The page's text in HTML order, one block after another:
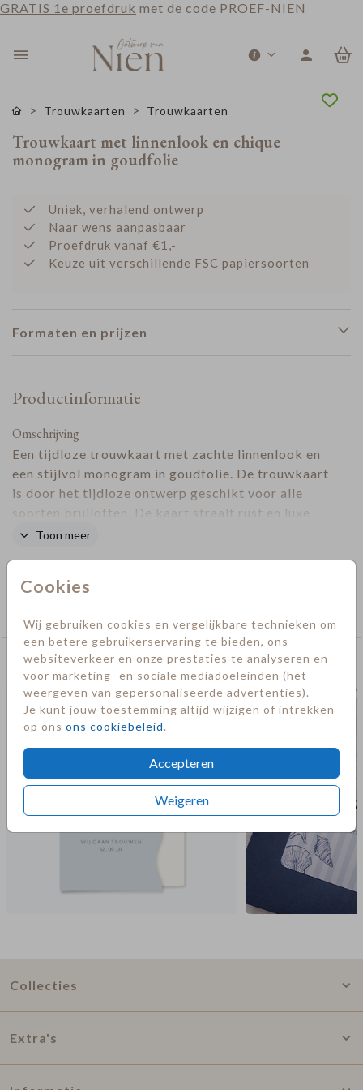
GRATIS 1e proefdruk met de code PROEF-NIEN
Cookies
Wij gebruiken cookies en vergelijkbare technieken om
een betere gebruikerservaring te bieden, ons
websiteverkeer en onze prestaties te analyseren en
voor marketing- en sociale mediadoeleinden (het
weergeven van gepersonaliseerde advertenties).
Je kunt jouw toestemming altijd wijzigen of intrekken
op ons ons cookiebeleid.
Accepteren
Weigeren
Trouwkaarten Trouwkaarten
Trouwkaart met linnenlook en chique
monogram in goudfolie
Uniek, verhalend ontwerp
Naar wens aanpasbaar
Proefdruk vanaf €1,-
Keuze uit verschillende FSC papiersoorten
Formaten en prijzen
Productinformatie
Omschrijving
Een tijdloze trouwkaart met zachte linnenlook en
een stijlvol monogram in goudfolie. De trouwkaart
is door het tijdloze ontwerp geschikt voor alle
soorten bruiloften. De kaart straalt rust en luxe
uit, waardoor jullie gasten direct een voorproefje
Toon meer
Collectie
Deze kaarten vind je misschien ook leuk
Trouwkaart
Collecties
Extra's